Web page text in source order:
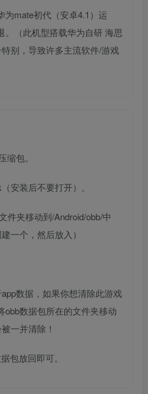
为mate初代（安卓4.1）运
。（此机型搭载华为自研 海思
别，导致许多主流软件/游戏
包。
安装后不要打开）。
件夹移动到/Android/obb/中
一个，然后放入）
数据，如果你想清除此游戏
obb数据包所在的文件夹移动
一并清除！
包放回即可。